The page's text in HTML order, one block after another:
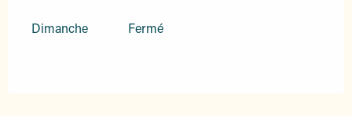
Dimanche Fermé